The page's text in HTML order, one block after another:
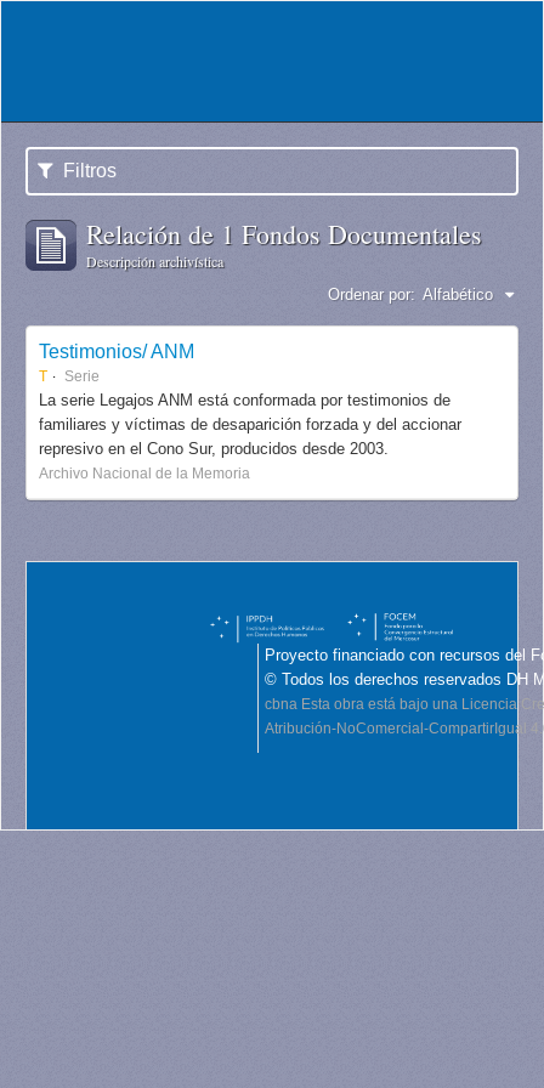
Filtros
Relación de 1 Fondos Documentales
Descripción archivística
Ordenar por: Alfabético
Testimonios/ ANM
T Serie
La serie Legajos ANM está conformada por testimonios de
familiares y víctimas de desaparición forzada y del accionar
represivo en el Cono Sur, producidos desde 2003.
Archivo Nacional de la Memoria
Proyecto financiado con recursos del
© Todos los derechos reservados DH
cbna Esta obra está bajo una Licencia
Atribución-NoComercial-CompartirIgual